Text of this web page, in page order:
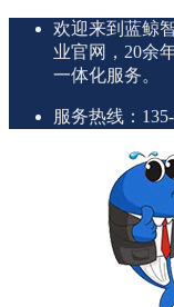
欢迎来到蓝鲸
业官网，20余
一体化服务。
服务热线：